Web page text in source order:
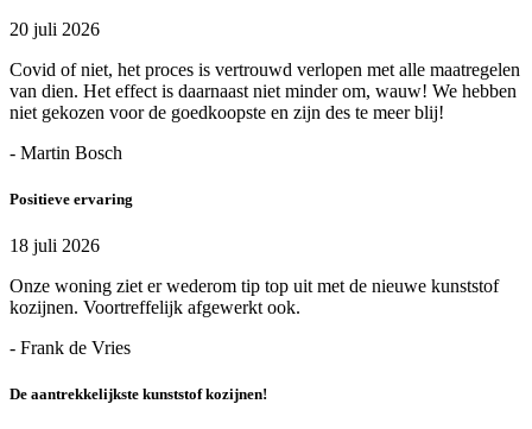
20 juli 2026
Covid of niet, het proces is vertrouwd verlopen met alle maatregelen
van dien. Het effect is daarnaast niet minder om, wauw! We hebben
niet gekozen voor de goedkoopste en zijn des te meer blij!
- Martin Bosch
Positieve ervaring
18 juli 2026
Onze woning ziet er wederom tip top uit met de nieuwe kunststof
kozijnen. Voortreffelijk afgewerkt ook.
- Frank de Vries
De aantrekkelijkste kunststof kozijnen!